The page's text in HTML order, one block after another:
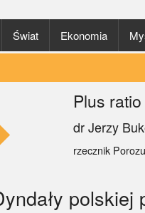
Świat Ekonomia
Plus
dr Jerzy
rzecznik
polskiej